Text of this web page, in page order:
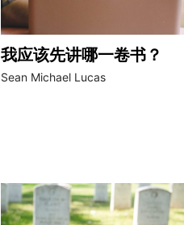
我应该先讲哪一卷书？
Sean Michael Lucas